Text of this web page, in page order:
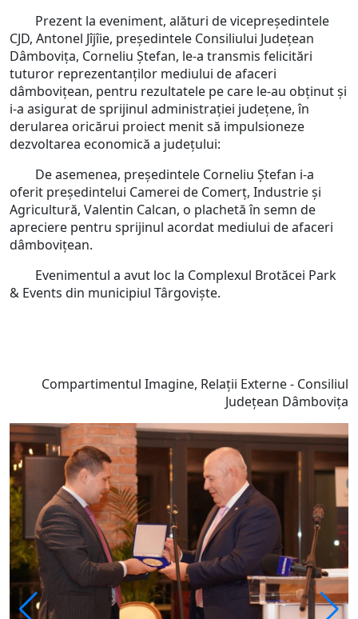
Prezent la eveniment, alături de vicepreședintele
CJD, Antonel Jîjîie, președintele Consiliului Județean
Dâmbovița, Corneliu Ștefan, le-a transmis felicitări
tuturor reprezentanților mediului de afaceri
dâmbovițean, pentru rezultatele pe care le-au obținut și
i-a asigurat de sprijinul administrației județene, în
derularea oricărui proiect menit să impulsioneze
dezvoltarea economică a județului:
De asemenea, președintele Corneliu Ștefan i-a
oferit președintelui Camerei de Comerț, Industrie și
Agricultură, Valentin Calcan, o plachetă în semn de
apreciere pentru sprijinul acordat mediului de afaceri
dâmbovițean.
Evenimentul a avut loc la Complexul Brotăcei Park
& Events din municipiul Târgoviște.
Compartimentul Imagine, Relații Externe - Consiliul
Județean Dâmbovița